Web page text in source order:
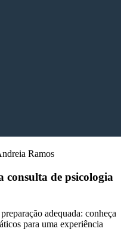
Ramos
de psicologia
adequada: conheça
para uma experiência